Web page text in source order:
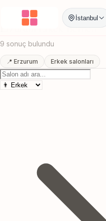
İstanbul
Anasayfa / / Erkek
Erzurum Erkek Berberi
9 sonuç bulundu
📍 Erzurum Erkek salonları